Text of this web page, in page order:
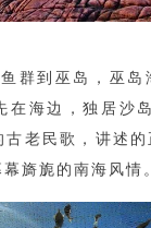
群到巫岛，巫岛
在海边，独居沙
老民歌，讲述
旖旎的南海风情